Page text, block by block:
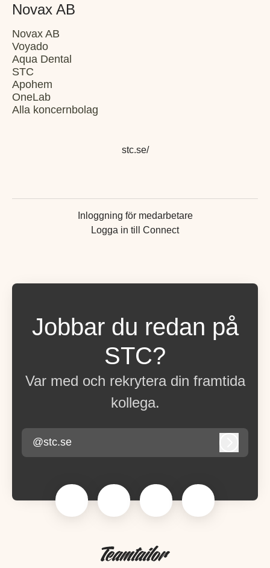
Novax AB
Novax AB
Voyado
Aqua Dental
STC
Apohem
OneLab
Alla koncernbolag
stc.se/
Inloggning för medarbetare
Logga in till Connect
Jobbar du redan på
STC?
Var med och rekrytera din framtida
kollega.
@stc.se